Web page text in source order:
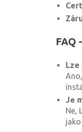
FAQ
Lze
Je
Ne,